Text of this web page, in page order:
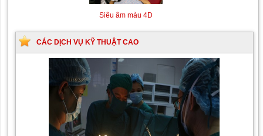
Siêu âm màu 4D
CÁC DỊCH VỤ KỸ THUẬT CAO